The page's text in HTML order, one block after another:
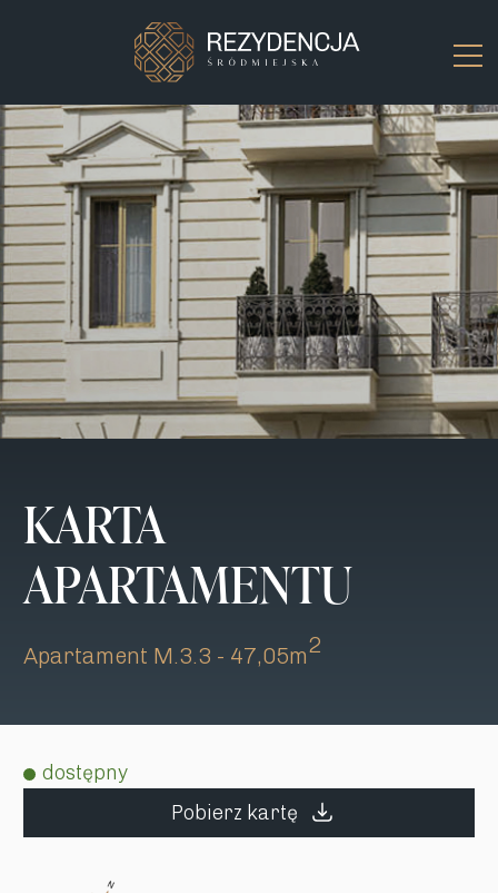
KARTA
APARTAMENTU
Apartament M.3.3 - 47,05m2
dostępny
Pobierz kartę